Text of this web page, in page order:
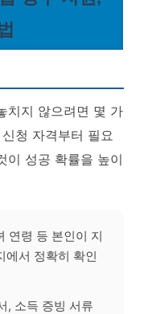
치지 않으려면 몇 가
청 자격부터 필요
이 성공 확률을 높이
연령 등 본인이 지
에서 정확히 확인
, 소득 증빙 서류